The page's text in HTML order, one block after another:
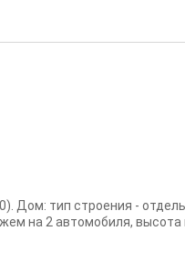
Дом: тип строения -
на 2 автомобиля, высота